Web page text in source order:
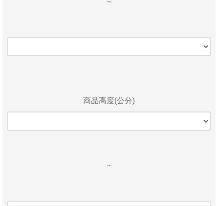
商品高度(公分)
~